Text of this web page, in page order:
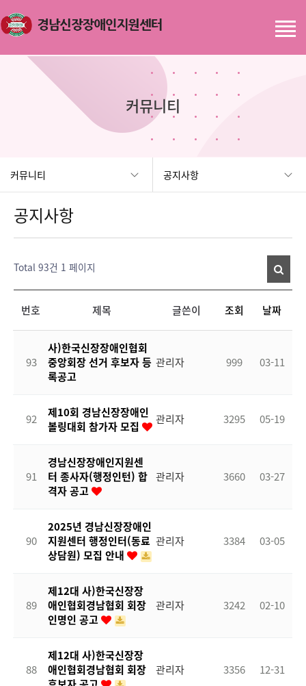
커뮤니티
커뮤니티 공지사항
공지사항
Total 93건 1 페이지
번호 제목 글쓴이 조회 날짜
93
사)한국신장장애인협회
중앙회장 선거 후보자 등
록공고
관리자 999 03-11
92
제10회 경남신장장애인
볼링대회 참가자 모집
관리자 3295 05-19
91
경남신장장애인지원센
터 종사자(행정인턴) 합
격자 공고
관리자 3660 03-27
90
2025년 경남신장장애인
지원센터 행정인터(동료
상담원) 모집 안내
관리자 3384 03-05
89
제12대 사)한국신장장
애인협회경남협회 회장
인명인 공고
관리자 3242 02-10
88
제12대 사)한국신장장
애인협회경남협회 회장
관리자 3356 12-31